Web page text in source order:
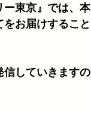
ー東京』では、本
お届けすること
信していきますの